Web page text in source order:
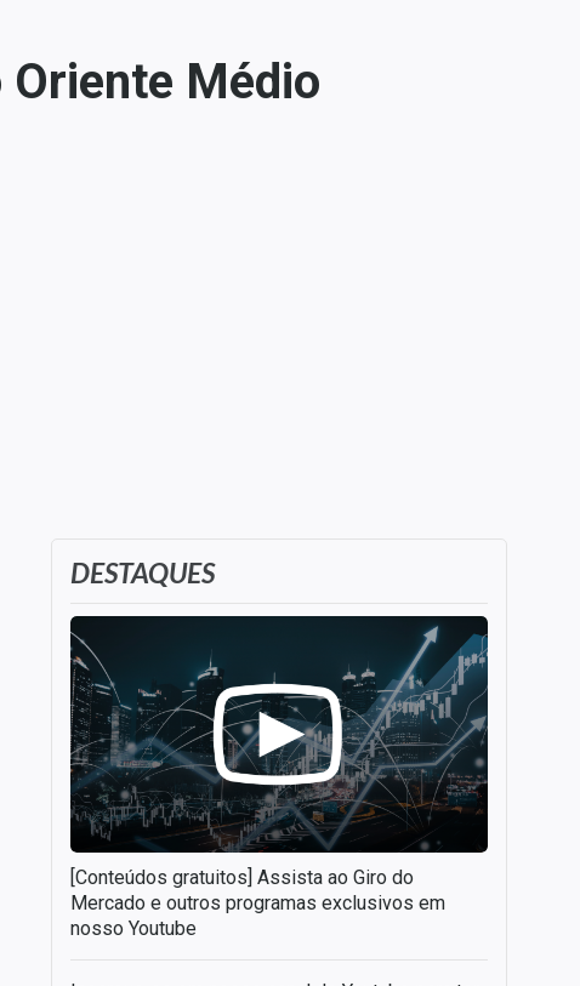
Oriente Médio
DESTAQUES
[Conteúdos gratuitos] Assista ao Giro do
Mercado e outros programas exclusivos em
nosso Youtube